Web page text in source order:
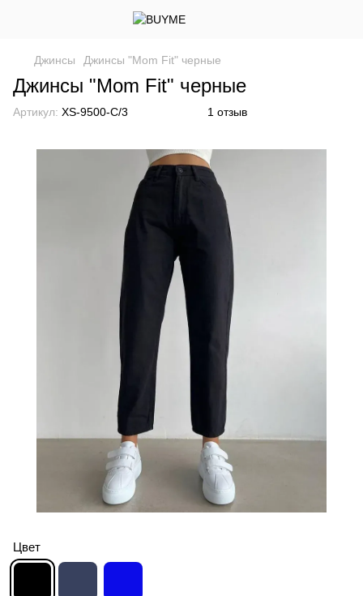
Джинсы Джинсы "Mom Fit" черные
Джинсы "Mom Fit" черные
Артикул: XS-9500-C/3 1 отзыв
Цвет